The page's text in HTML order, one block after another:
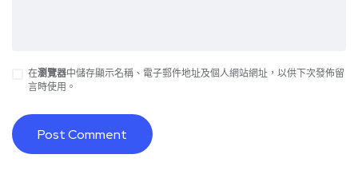
在瀏覽器中儲存顯示名稱、電子郵件地址及個人網站網址，以供下次發佈留
言時使用。